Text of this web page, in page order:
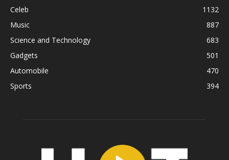
Celeb
1132
Music
887
Science and Technology
683
Gadgets
501
Automobile
470
Sports
394